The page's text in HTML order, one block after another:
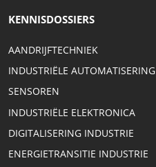
KENNISDOSSIERS
AANDRIJFTECHNIEK
INDUSTRIËLE AUTOMATISERING
SENSOREN
INDUSTRIËLE ELEKTRONICA
DIGITALISERING INDUSTRIE
ENERGIETRANSITIE INDUSTRIE